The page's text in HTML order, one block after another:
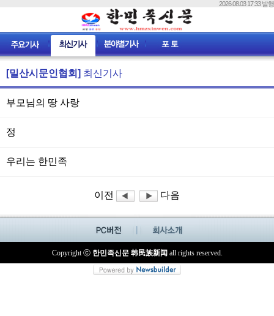
2026.08.03 17:33 발행
[밀산시문인협회] 최신기사
부모님의 땅 사랑
정
우리는 한민족
이전 다음
Copyright ⓒ 한민족신문 韩民族新闻 all rights reserved.